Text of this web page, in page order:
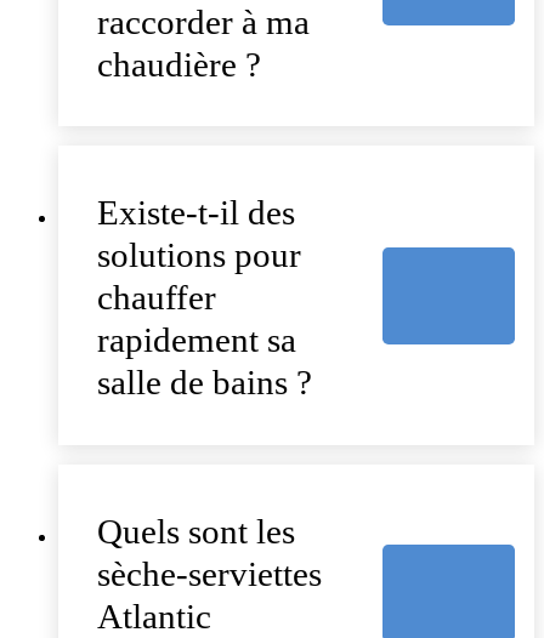
raccorder à ma
chaudière ?
Existe-t-il des
solutions pour
chauffer
rapidement sa
salle de bains ?
Quels sont les
sèche-serviettes
Atlantic